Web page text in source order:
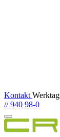
Kontakt
// 940 98-0